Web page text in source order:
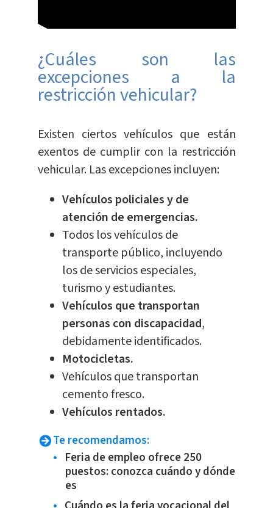
¿Cuáles son las
excepciones a la
restricción vehicular?
Existen ciertos vehículos que están
exentos de cumplir con la restricción
vehicular. Las excepciones incluyen:
Vehículos policiales y de
atención de emergencias.
Todos los vehículos de
transporte público, incluyendo
los de servicios especiales,
turismo y estudiantes.
Vehículos que transportan
personas con discapacidad,
debidamente identificados.
Motocicletas.
Vehículos que transportan
cemento fresco.
Vehículos rentados.
Te recomendamos:
Feria de empleo ofrece 250
puestos: conozca cuándo y dónde
es